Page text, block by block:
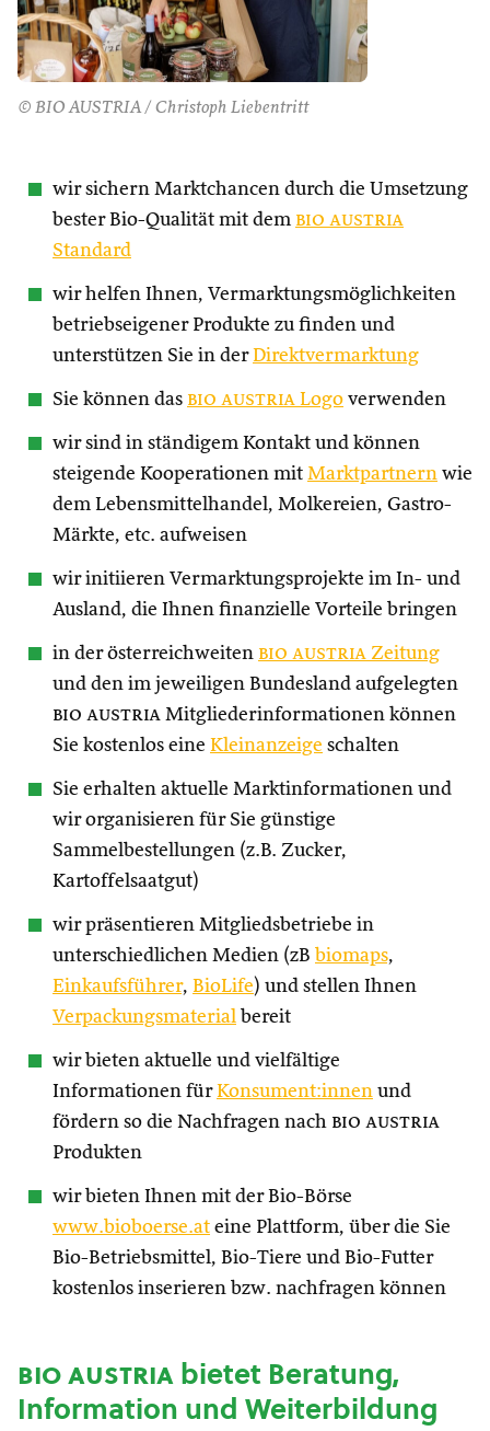
© BIO AUSTRIA / Christoph Liebentritt
wir sichern Marktchancen durch die Umsetzung
bester Bio-Qualität mit dem bio austria
Standard
wir helfen Ihnen, Vermarktungsmöglichkeiten
betriebseigener Produkte zu finden und
unterstützen Sie in derDirektvermarktung
Sie können das bio austria Logo verwenden
wir sind in ständigem Kontakt und können
steigende Kooperationen mit Marktpartnern wie
dem Lebensmittelhandel, Molkereien, Gastro-
Märkte, etc. aufweisen
wir initiieren Vermarktungsprojekte im In- und
Ausland, die Ihnen finanzielle Vorteile bringen
in der österreichweiten bio austria Zeitung
und den im jeweiligen Bundesland aufgelegten
bio austria Mitgliederinformationen können
Sie kostenlos eine Kleinanzeige schalten
Sie erhalten aktuelle Marktinformationen und
wir organisieren für Sie günstige
Sammelbestellungen (z.B. Zucker,
Kartoffelsaatgut)
wir präsentieren Mitgliedsbetriebe in
unterschiedlichen Medien (zB biomaps,
Einkaufsführer, BioLife) und stellen Ihnen
Verpackungsmaterial bereit
wir bieten aktuelle und vielfältige
Informationen fürKonsument:innen und
fördern so die Nachfragen nach bio austria
Produkten
wir bieten Ihnen mit der Bio-Börse
www.bioboerse.at eine Plattform, über die Sie
Bio-Betriebsmittel, Bio-Tiere und Bio-Futter
kostenlos inserieren bzw. nachfragen können
bio austriabietet Beratung,
Information und Weiterbildung